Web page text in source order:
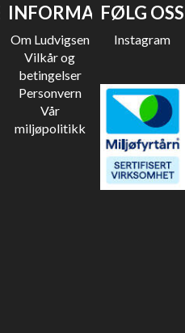
INFORMASJON
Om Ludvigsen
Vilkår og
betingelser
Personvern
Vår
miljøpolitikk
FØLG OSS
Instagram